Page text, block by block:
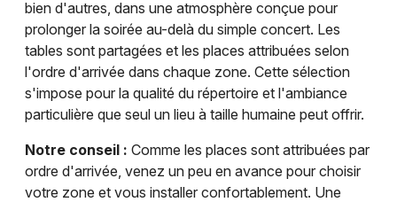
bien d'autres, dans une atmosphère conçue pour
prolonger la soirée au-delà du simple concert. Les
tables sont partagées et les places attribuées selon
l'ordre d'arrivée dans chaque zone. Cette sélection
s'impose pour la qualité du répertoire et l'ambiance
particulière que seul un lieu à taille humaine peut offrir.
Notre conseil : Comme les places sont attribuées par
ordre d'arrivée, venez un peu en avance pour choisir
votre zone et vous installer confortablement. Une